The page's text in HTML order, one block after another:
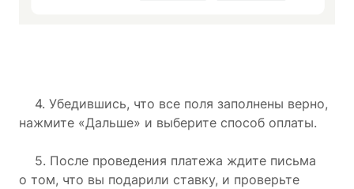
4. Убедившись, что все поля заполнены верно,
нажмите «Дальше» и выберите способ оплаты.
5. После проведения платежа ждите письма
о том, что вы подарили ставку, и проверьте